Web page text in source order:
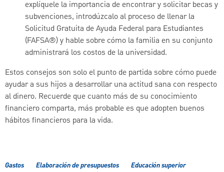
explíquele la importancia de encontrar y solicitar becas y
subvenciones, introdúzcalo al proceso de llenar la
Solicitud Gratuita de Ayuda Federal para Estudiantes
(FAFSA®) y hable sobre cómo la familia en su conjunto
administrará los costos de la universidad.
Estos consejos son solo el punto de partida sobre cómo puede
ayudar a sus hijos a desarrollar una actitud sana con respecto
al dinero. Recuerde que cuanto más de su conocimiento
financiero comparta, más probable es que adopten buenos
hábitos financieros para la vida.
Gastos Elaboración de presupuestos
Educación superior